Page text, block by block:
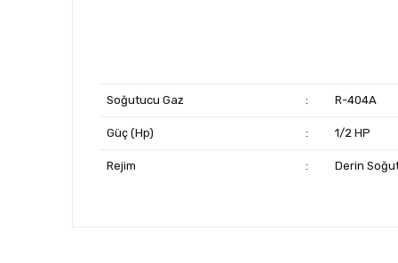
Soğutucu Gaz : R-404A
Güç (Hp) : 1/2 HP
Rejim : Derin